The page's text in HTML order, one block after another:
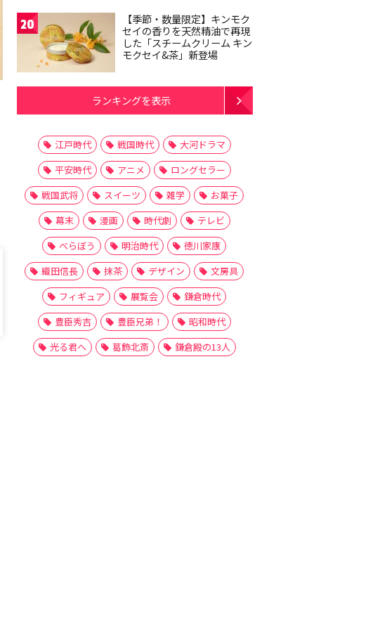
20
【季節・数量限定】キンモク
セイの香りを天然精油で再現
した「スチームクリーム キン
モクセイ&茶」新登場
ランキングを表示
江戸時代 戦国時代
大河ドラマ
平安時代
アニメ
ロングセラー
戦国武将
スイーツ 雑学
お菓子
幕末
漫画 時代劇
テレビ
べらぼう
明治時代
徳川家康
織田信長
抹茶 デザイン
文房具
フィギュア
展覧会
鎌倉時代
豊臣秀吉
豊臣兄弟！
昭和時代
光る君へ
葛飾北斎 鎌倉殿の13人